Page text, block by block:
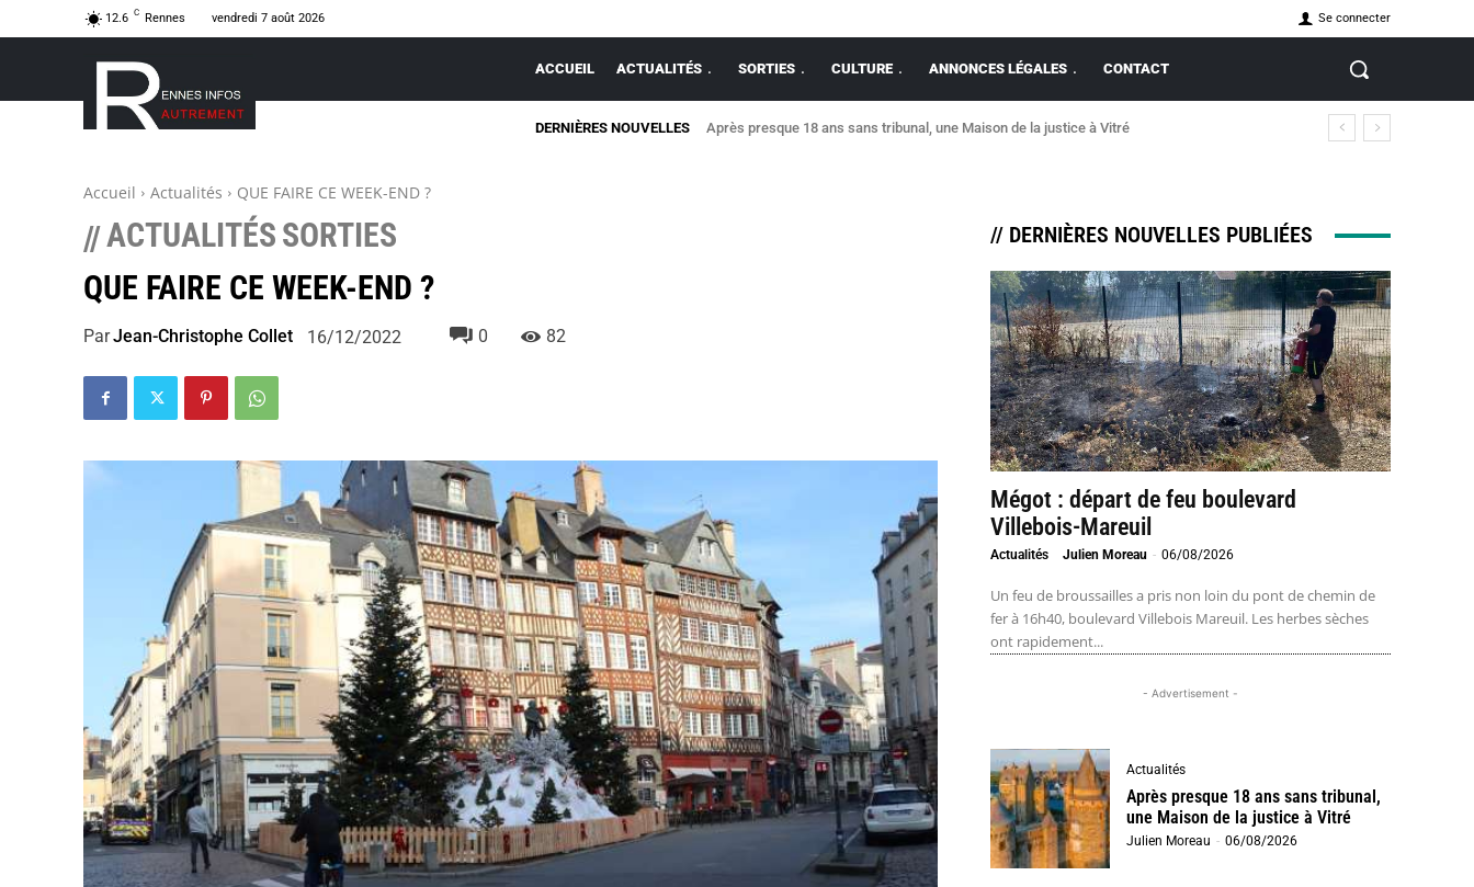
12.6 C Rennes vendredi 7 août 2026 Se connecter
ACCUEIL ACTUALITÉS SORTIES CULTURE ANNONCES LÉGALES CONTACT
DERNIÈRES NOUVELLES Allaire : une maison détruite par un violent incendie
Accueil Actualités QUE FAIRE CE WEEK-END ?
//ACTUALITÉS SORTIES
QUE FAIRE CE WEEK-END ?
ParJean-Christophe Collet 16/12/2022 0 82
// DERNIÈRES NOUVELLES PUBLIÉES
Mégot : départ de feu boulevard
Villebois-Mareuil
Actualités Julien Moreau - 06/08/2026
Un feu de broussailles a pris non loin du pont de chemin de
fer à 16h40, boulevard Villebois Mareuil. Les herbes sèches
ont rapidement...
- Advertisement -
Actualités
Après presque 18 ans sans tribunal,
une Maison de la justice à Vitré
Julien Moreau - 06/08/2026